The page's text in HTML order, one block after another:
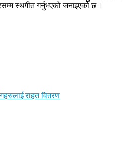
स्थगीत गर्नुभएको जनाइएको छ ।
राहत वितरण